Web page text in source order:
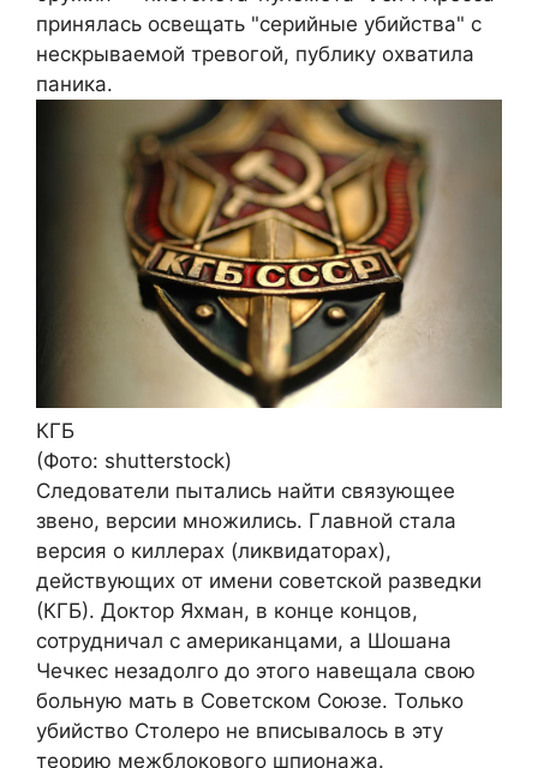
принялась освещать "серийные убийства" с
нескрываемой тревогой, публику охватила
паника.
КГБ
(Фото: shutterstock)
Следователи пытались найти связующее
звено, версии множились. Главной стала
версия о киллерах (ликвидаторах),
действующих от имени советской разведки
(КГБ). Доктор Яхман, в конце концов,
сотрудничал с американцами, а Шошана
Чечкес незадолго до этого навещала свою
больную мать в Советском Союзе. Только
убийство Столеро не вписывалось в эту
теорию межблокового шпионажа.